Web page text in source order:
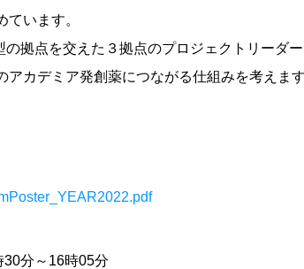
います。
拠点を交えた３拠点のプロジェクトリーダ
アカデミア発創薬につながる仕組みを考えま
分～16時05分